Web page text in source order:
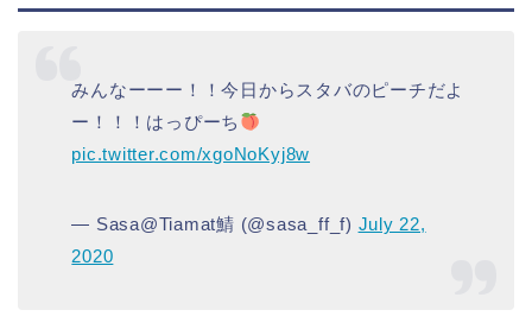
みんなーーー！！今日からスタバのピーチだよ
ー！！！はっぴーち
pic.twitter.com/xgoNoKyj8w
— Sasa@Tiamat鯖 (@sasa_ff_f) July 22,
2020